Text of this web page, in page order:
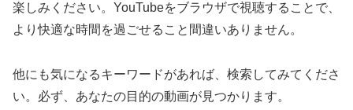
楽しみください。YouTubeをブラウザで視聴することで、
より快適な時間を過ごせること間違いありません。
他にも気になるキーワードがあれば、検索してみてくださ
い。必ず、あなたの目的の動画が見つかります。